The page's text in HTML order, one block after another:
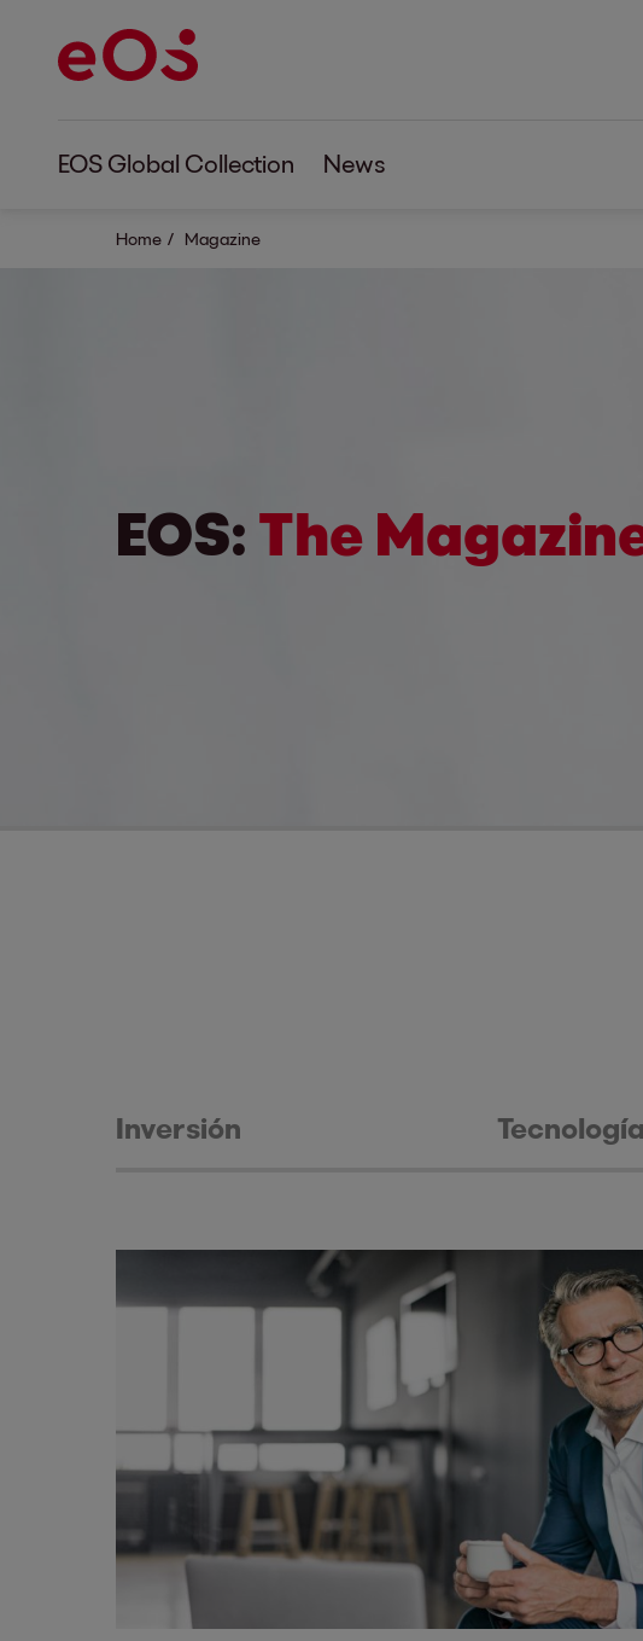
EOS Global Collection News
Home Magazine
EOS: The
Inversión Tecnología